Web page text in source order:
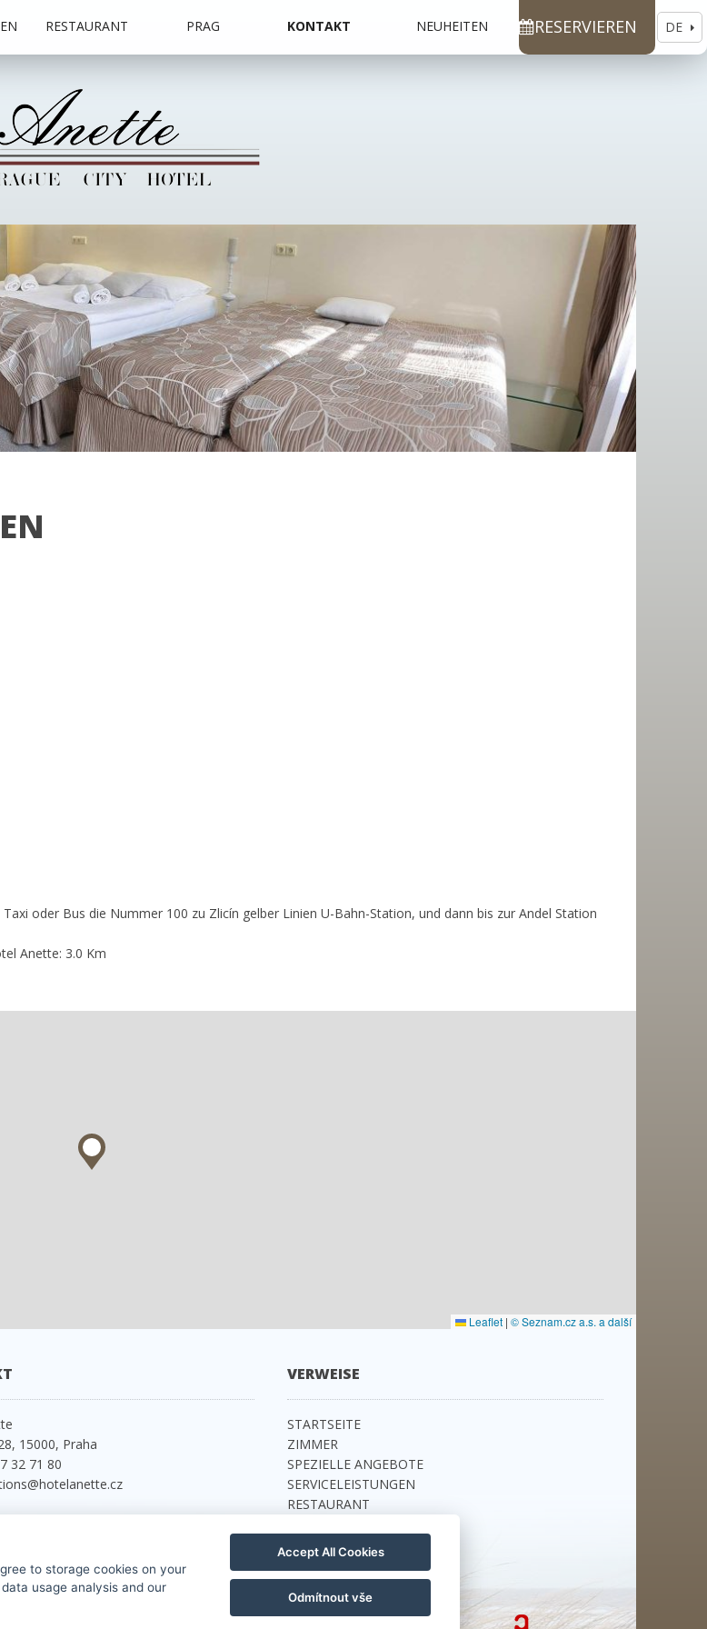
RESTAURANT PRAG KONTAKT NEUHEITEN RESERVIEREN DE
oder Bus die Nummer 100 zu Zlicín gelber Linien U-Bahn-Station, und dann bis zur Andel Station
Anette: 3.0 Km
Leaflet | © Seznam.cz a.s. a další
15000, Praha
32 71 80
VERWEISE
STARTSEITE
ZIMMER
SPEZIELLE ANGEBOTE
SERVICELEISTUNGEN
RESTAURANT
KONTAKT
NEUHEITEN
to storage cookies on your
usage analysis and our
Accept All Cookies
Odmítnout vše